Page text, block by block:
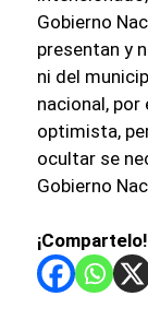
Gobierno
presentan y
ni del
nacional, por
optimista,
ocultar se
Gobierno